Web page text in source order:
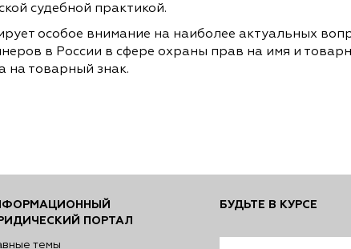
судебной практикой.
особое внимание на наиболее актуальных
в России в сфере охраны прав на имя и
на товарный знак.
ПОРТАЛ
темы
БУДЬТЕ В КУРСЕ